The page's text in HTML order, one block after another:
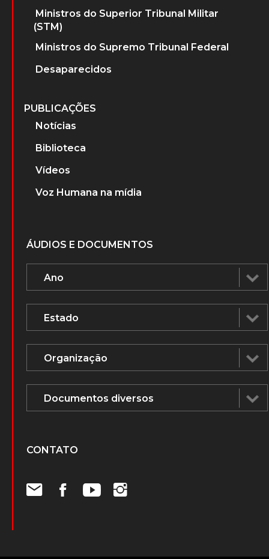
Ministros do Superior Tribunal Militar
(STM)
Ministros do Supremo Tribunal Federal
Desaparecidos
PUBLICAÇÕES
Notícias
Biblioteca
Vídeos
Voz Humana na mídia
ÁUDIOS E DOCUMENTOS
CONTATO